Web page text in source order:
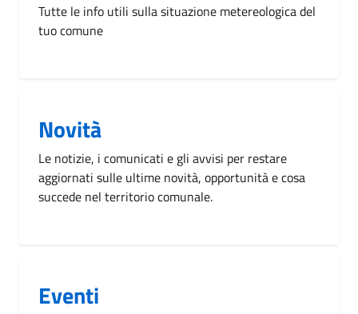
Tutte le info utili sulla situazione metereologica del
tuo comune
Novità
Le notizie, i comunicati e gli avvisi per restare
aggiornati sulle ultime novità, opportunità e cosa
succede nel territorio comunale.
Eventi